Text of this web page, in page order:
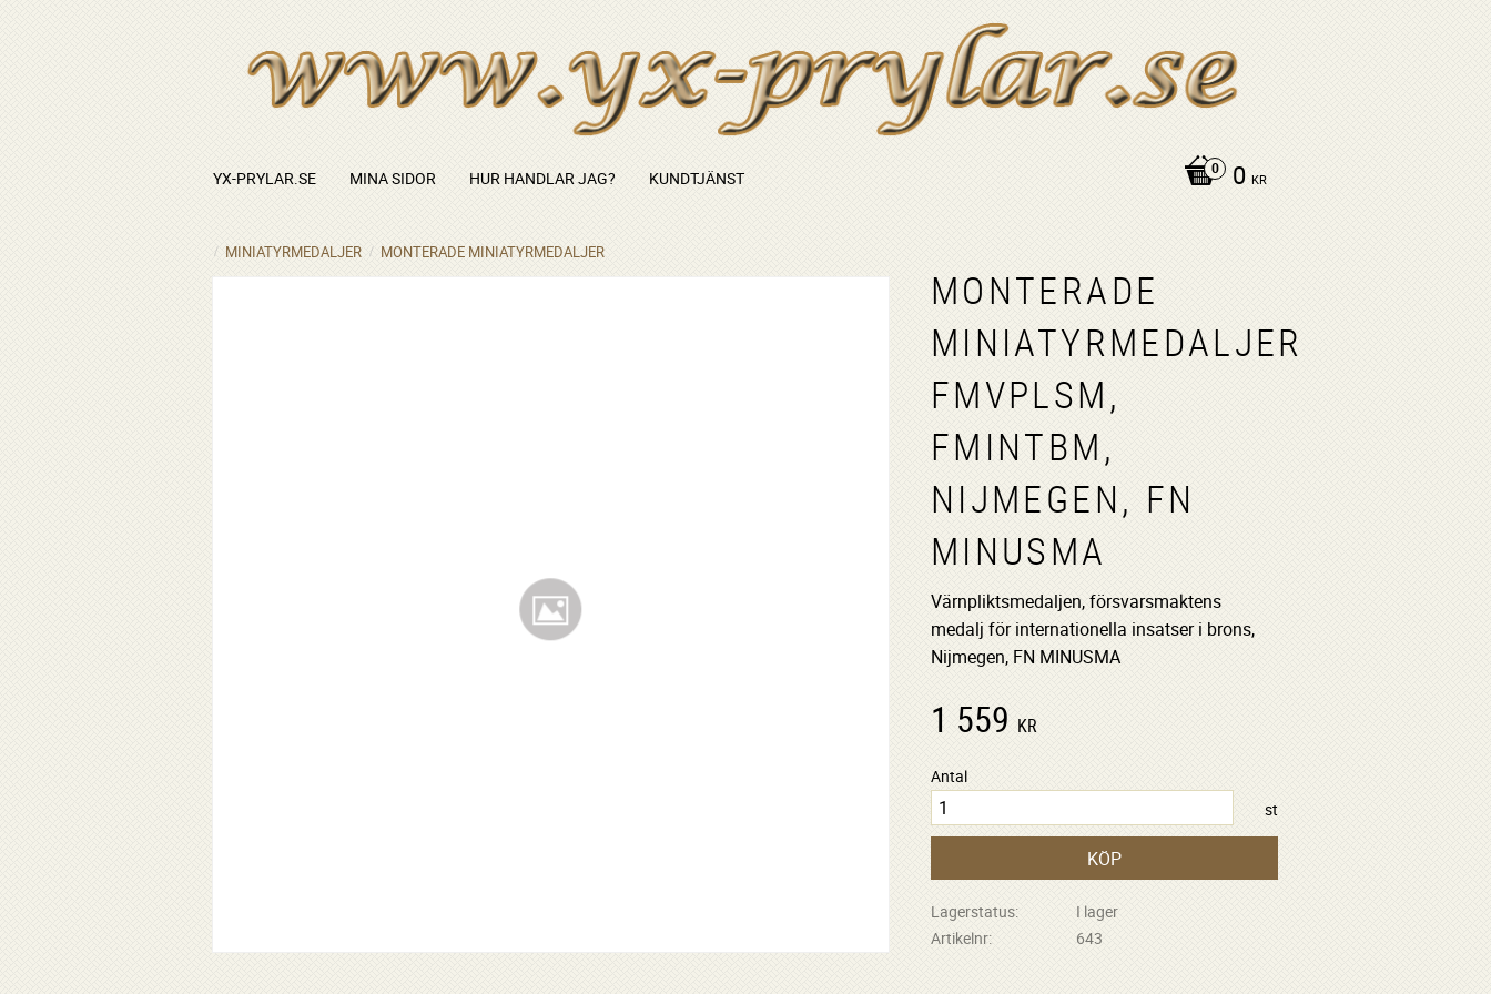
0 KR
YX-PRYLAR.SE MINA SIDOR HUR HANDLAR JAG? KUNDTJÄNST
MINIATYRMEDALJER MONTERADE MINIATYRMEDALJER
MONTERADE
MINIATYRMEDALJER
FMVPLSM,
FMINTBM,
NIJMEGEN, FN
MINUSMA
Värnpliktsmedaljen, försvarsmaktens
medalj för internationella insatser i brons,
Nijmegen, FN MINUSMA
1 559 KR
Antal
st
KÖP
Lagerstatus
I lager
Artikelnr
643